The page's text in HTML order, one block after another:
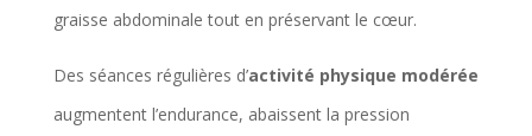
t
s
graisse abdominale tout en préservant le cœur.
Des séances régulières d’activité physique modérée
augmentent l’endurance, abaissent la pression